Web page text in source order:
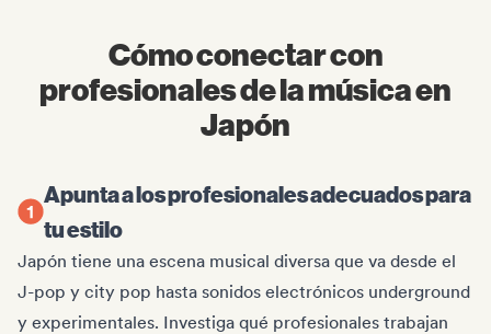
Cómo conectar con
profesionales de la música en
Japón
Apunta a los profesionales adecuados para
tu estilo
Japón tiene una escena musical diversa que va desde el
J-pop y city pop hasta sonidos electrónicos underground
y experimentales. Investiga qué profesionales trabajan